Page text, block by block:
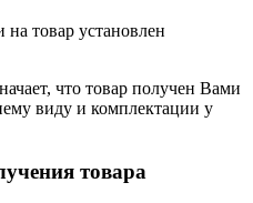
товар установлен
что товар получен Вами
виду и комплектации у
товара